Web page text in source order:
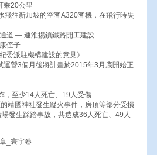
乘20公里
往新加坡的空客A320客機，在飛行時失
道 — 連淮揚鎮鐵路開工建設
侄子
派駐機構建設的意見》
營3個月後將計畫於2015年3月底開始正
，至少14人死亡、19人受傷
靖國神社發生縱火事件，房頂等部分受損
發生踩踏事故，共造成36人死亡、49人
_寰宇卷